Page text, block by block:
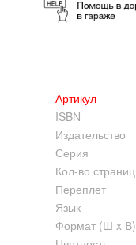
Артикул
ISBN
Издательство
Серия
Кол-во страниц
Переплет
Язык
Формат (Ш x В)